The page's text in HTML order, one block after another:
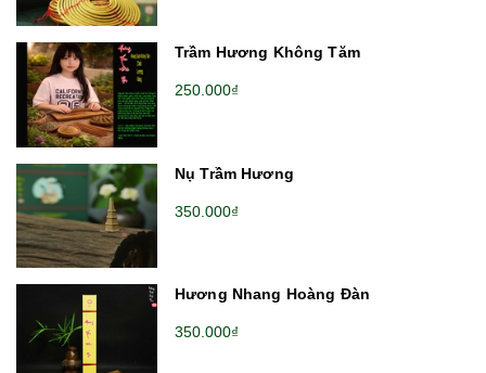
Trầm Hương Không Tăm
250.000₫
Nụ Trầm Hương
350.000₫
Hương Nhang Hoàng Đàn
350.000₫